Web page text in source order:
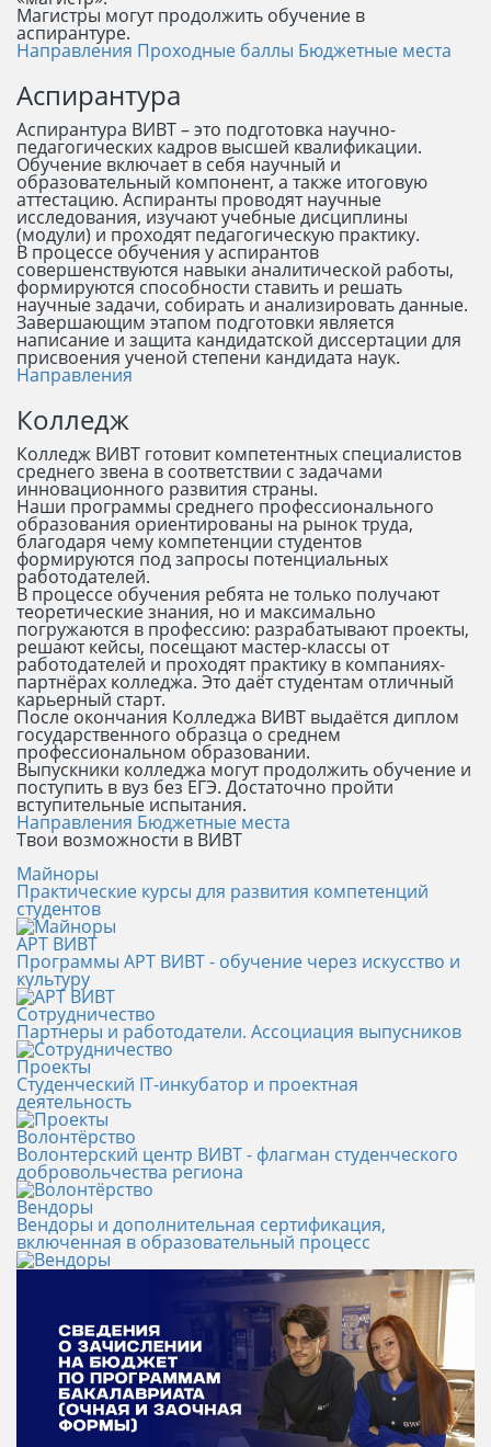
Магистры могут продолжить обучение в
аспирантуре.
Направления Проходные баллы Бюджетные места
Аспирантура
Аспирантура ВИВТ – это подготовка научно-
педагогических кадров высшей квалификации.
Обучение включает в себя научный и
образовательный компонент, а также итоговую
аттестацию. Аспиранты проводят научные
исследования, изучают учебные дисциплины
(модули) и проходят педагогическую практику.
В процессе обучения у аспирантов
совершенствуются навыки аналитической работы,
формируются способности ставить и решать
научные задачи, собирать и анализировать данные.
Завершающим этапом подготовки является
написание и защита кандидатской диссертации для
присвоения ученой степени кандидата наук.
Направления
Колледж
Колледж ВИВТ готовит компетентных специалистов
среднего звена в соответствии с задачами
инновационного развития страны.
Наши программы среднего профессионального
образования ориентированы на рынок труда,
благодаря чему компетенции студентов
формируются под запросы потенциальных
работодателей.
В процессе обучения ребята не только получают
теоретические знания, но и максимально
погружаются в профессию: разрабатывают проекты,
решают кейсы, посещают мастер-классы от
работодателей и проходят практику в компаниях-
партнёрах колледжа. Это даёт студентам отличный
карьерный старт.
После окончания Колледжа ВИВТ выдаётся диплом
государственного образца о среднем
профессиональном образовании.
Выпускники колледжа могут продолжить обучение и
поступить в вуз без ЕГЭ. Достаточно пройти
вступительные испытания.
Направления Бюджетные места
Твои возможности в ВИВТ
Майноры
Практические курсы для развития компетенций
студентов
АРТ ВИВТ
Программы АРТ ВИВТ - обучение через искусство и
культуру
Сотрудничество
Партнеры и работодатели. Ассоциация выпусников
Проекты
Студенческий IT-инкубатор и проектная
деятельность
Волонтёрство
Волонтерский центр ВИВТ - флагман студенческого
добровольчества региона
Вендоры
Вендоры и дополнительная сертификация,
включенная в образовательный процесс
Новости